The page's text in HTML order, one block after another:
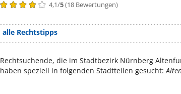
4,1/5(18 Bewertungen)
alle Rechtstipps
Rechtsuchende, die im Stadtbezirk Nürnberg
haben speziell in folgenden Stadtteilen gesucht: